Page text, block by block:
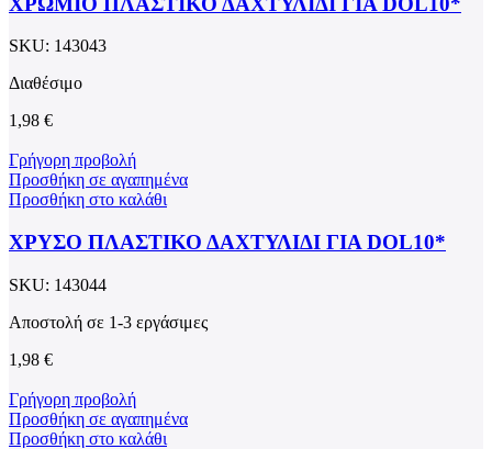
SKU: 143043
Διαθέσιμο
1,98 €
Γρήγορη προβολή
Προσθήκη σε αγαπημένα
Προσθήκη στο καλάθι
ΧΡΥΣΟ ΠΛΑΣΤΙΚΟ ΔΑΧΤΥΛΙΔΙ ΓΙΑ DOL10*
SKU: 143044
Αποστολή σε 1-3 εργάσιμες
1,98 €
Γρήγορη προβολή
Προσθήκη σε αγαπημένα
Προσθήκη στο καλάθι